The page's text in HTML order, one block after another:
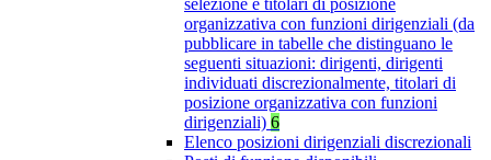
selezione e titolari di posizione
organizzativa con funzioni dirigenziali (da
pubblicare in tabelle che distinguano le
seguenti situazioni: dirigenti, dirigenti
individuati discrezionalmente, titolari di
posizione organizzativa con funzioni
dirigenziali) 6
Elenco posizioni dirigenziali discrezionali